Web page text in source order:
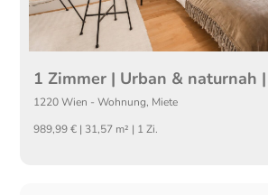
1 Zimmer | Urban & naturnah
1220 Wien -Wohnung, Miete
989,99 € | 31,57 m² | 1 Zi.